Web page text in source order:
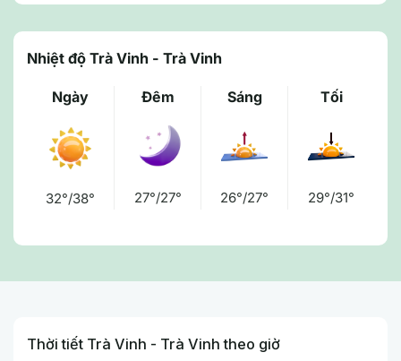
Nhiệt độ Trà Vinh - Trà Vinh
Ngày
32°/38°
Đêm
27°/27°
Sáng
26°/27°
Tối
29°/31°
Thời tiết Trà Vinh - Trà Vinh theo giờ